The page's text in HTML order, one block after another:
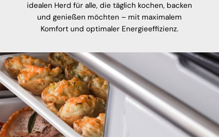
idealen Herd für alle, die täglich kochen, backen
und genießen möchten – mit maximalem
Komfort und optimaler Energieeffizienz.